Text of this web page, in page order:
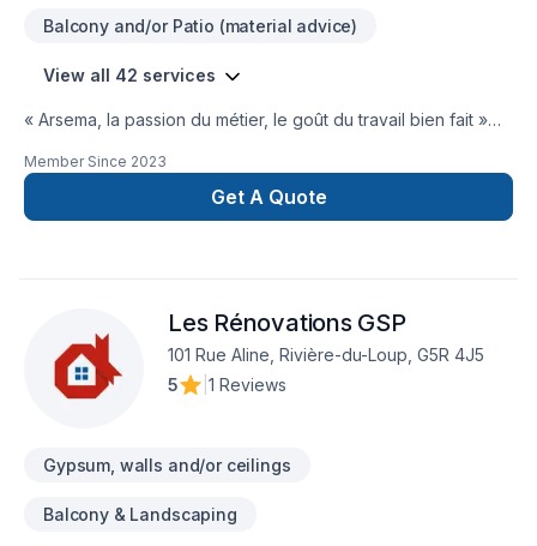
Balcony and/or Patio (material advice)
View all 42 services
« Arsema, la passion du métier, le goût du travail bien fait »
résidentiels,commercial, industrelle qui vous accompagne
dans tous vos projets de rénovation. Que vous ayez besoin
de nous pour réparer une fissure, finition de solage
vos besoins et la qualité des travaux Arsema intervient dans
les régions du Bas-Saint-Laurent et les environs, en
respectant votre budget et vos délais. Faites confiance à
Arsema, le spécialiste des travaux !
Member Since 2023
Get A Quote
Les Rénovations GSP
101 Rue Aline, Rivière-du-Loup, G5R 4J5
5
1 Reviews
Gypsum, walls and/or ceilings
Balcony & Landscaping